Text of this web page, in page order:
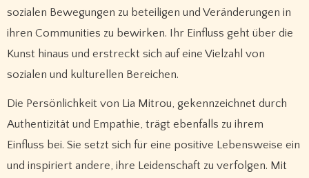
sozialen Bewegungen zu beteiligen und Veränderungen in
ihren Communities zu bewirken. Ihr Einfluss geht über die
Kunst hinaus und erstreckt sich auf eine Vielzahl von
sozialen und kulturellen Bereichen.
Die Persönlichkeit von Lia Mitrou, gekennzeichnet durch
Authentizität und Empathie, trägt ebenfalls zu ihrem
Einfluss bei. Sie setzt sich für eine positive Lebensweise ein
und inspiriert andere, ihre Leidenschaft zu verfolgen. Mit